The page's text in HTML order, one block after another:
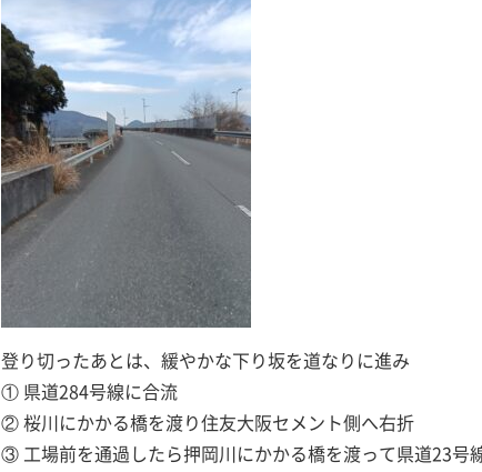
登り切ったあとは、緩やかな下り坂を道なりに進み
① 県道284号線に合流
② 桜川にかかる橋を渡り住友大阪セメント側へ右折
③ 工場前を通過したら押岡川にかかる橋を渡って県道23号